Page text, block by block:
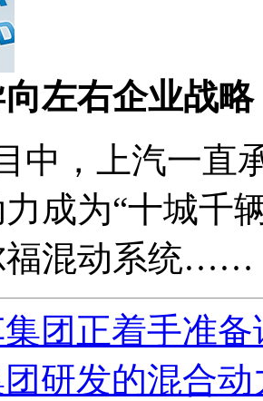
左右企业战略
中，上汽一直
成为“十城千
福混动系统……
集团正着手准
团研发的混合